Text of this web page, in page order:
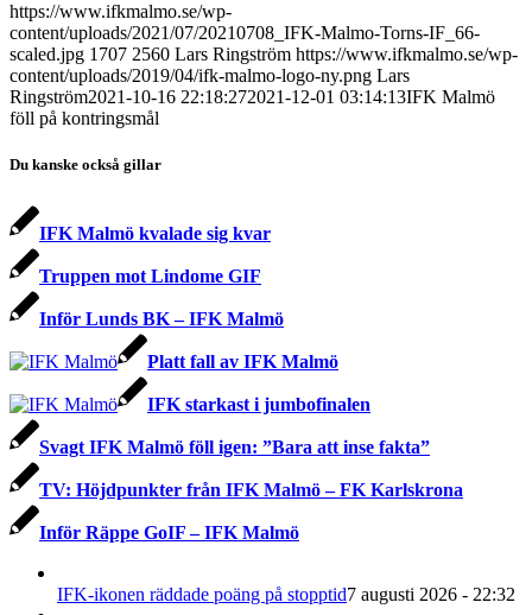
https://www.ifkmalmo.se/wp-
content/uploads/2021/07/20210708_IFK-Malmo-Torns-IF_66-
scaled.jpg 1707 2560 Lars Ringström https://www.ifkmalmo.se/wp-
content/uploads/2019/04/ifk-malmo-logo-ny.png Lars
Ringström2021-10-16 22:18:272021-12-01 03:14:13IFK Malmö
föll på kontringsmål
Du kanske också gillar
IFK Malmö kvalade sig kvar
Truppen mot Lindome GIF
Inför Lunds BK – IFK Malmö
Platt fall av IFK Malmö
IFK starkast i jumbofinalen
Svagt IFK Malmö föll igen: ”Bara att inse fakta”
TV: Höjdpunkter från IFK Malmö – FK Karlskrona
Inför Räppe GoIF – IFK Malmö
IFK-ikonen räddade poäng på stopptid7 augusti 2026 - 22:32